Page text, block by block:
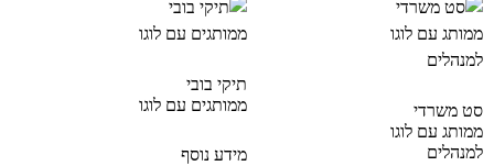
סט משרדי
ממותג עם לוגו
למנהלים
תיקי בובי
ממותגים עם לוגו
מידע נוסף